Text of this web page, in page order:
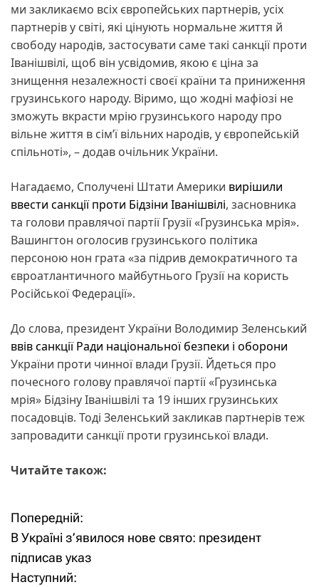
ми закликаємо всіх європейських партнерів, усіх
партнерів у світі, які цінують нормальне життя й
свободу народів, застосувати саме такі санкції проти
Іванішвілі, щоб він усвідомив, якою є ціна за
знищення незалежності своєї країни та приниження
грузинського народу. Віримо, що жодні мафіозі не
зможуть вкрасти мрію грузинського народу про
вільне життя в сім’ї вільних народів, у європейській
спільноті», – додав очільник України.
Нагадаємо, Сполучені Штати Америки вирішили
ввести санкції проти Бідзіни Іванішвілі, засновника
та голови правлячої партії Грузії «Грузинська мрія».
Вашингтон оголосив грузинського політика
персоною нон грата «за підрив демократичного та
євроатлантичного майбутнього Грузії на користь
Російської Федерації».
До слова, президент України Володимир Зеленський
ввів санкції Ради національної безпеки і оборони
України проти чинної влади Грузії. Йдеться про
почесного голову правлячої партії «Грузинська
мрія» Бідзіну Іванішвілі та 19 інших грузинських
посадовців. Тоді Зеленський закликав партнерів теж
запровадити санкції проти грузинської влади.
Читайте також:
Н
а
Попередній:
В Україні з’явилося нове свято: президент
підписав указ
Наступний: